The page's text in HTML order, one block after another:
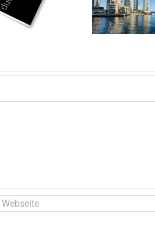
VERTRETUNGSBÜRO IN
DUBAI